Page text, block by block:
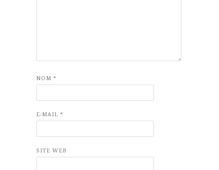
NOM *
E-MAIL *
SITE WEB